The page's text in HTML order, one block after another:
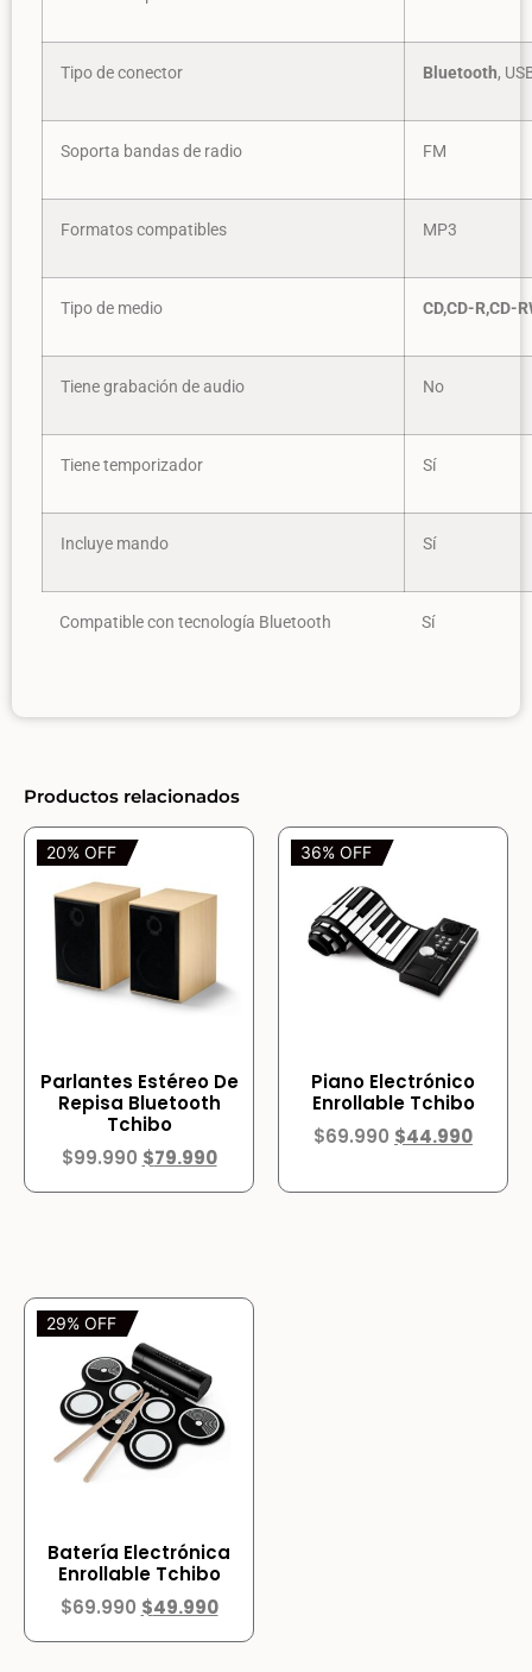
Tipo de conector Bluetooth,
Soporta bandas de radio FM
Formatos compatibles MP3
Tipo de medio CD,CD-R,CD-
Tiene grabación de audio No
Tiene temporizador Sí
Incluye mando Sí
Compatible con tecnología Bluetooth Sí
Productos relacionados
20% OFF
Parlantes Estéreo De
Repisa Bluetooth
Tchibo
$99.990 $79.990
36% OFF
Piano Electrónico
Enrollable Tchibo
$69.990 $44.990
29% OFF
Batería Electrónica
Enrollable Tchibo
$69.990 $49.990